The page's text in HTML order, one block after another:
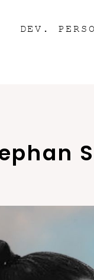
DEV.